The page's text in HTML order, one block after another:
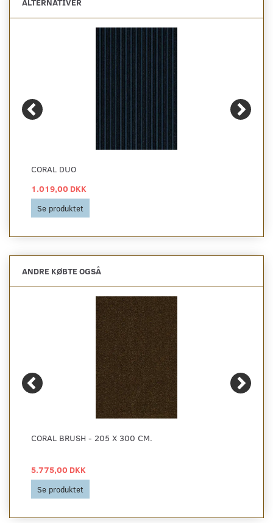
CORAL DUO
1.019,00 DKK
Se produktet
ANDRE KØBTE OGSÅ
CORAL BRUSH - 205 X 300 CM.
5.775,00 DKK
Se produktet